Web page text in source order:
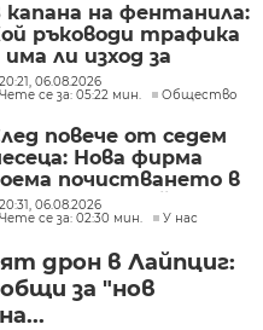
капана на фентанила:
ръководи трафика
има ли изход за
20:21, 06.08.2026
Чете се за: 05:22 мин.
Общество
повече от седем
Нова фирма
почистването в
райони
"Подуяне" и
20:31, 06.08.2026
Чете се за: 02:30 мин.
У нас
дрон в Лайпциг:
за "нов